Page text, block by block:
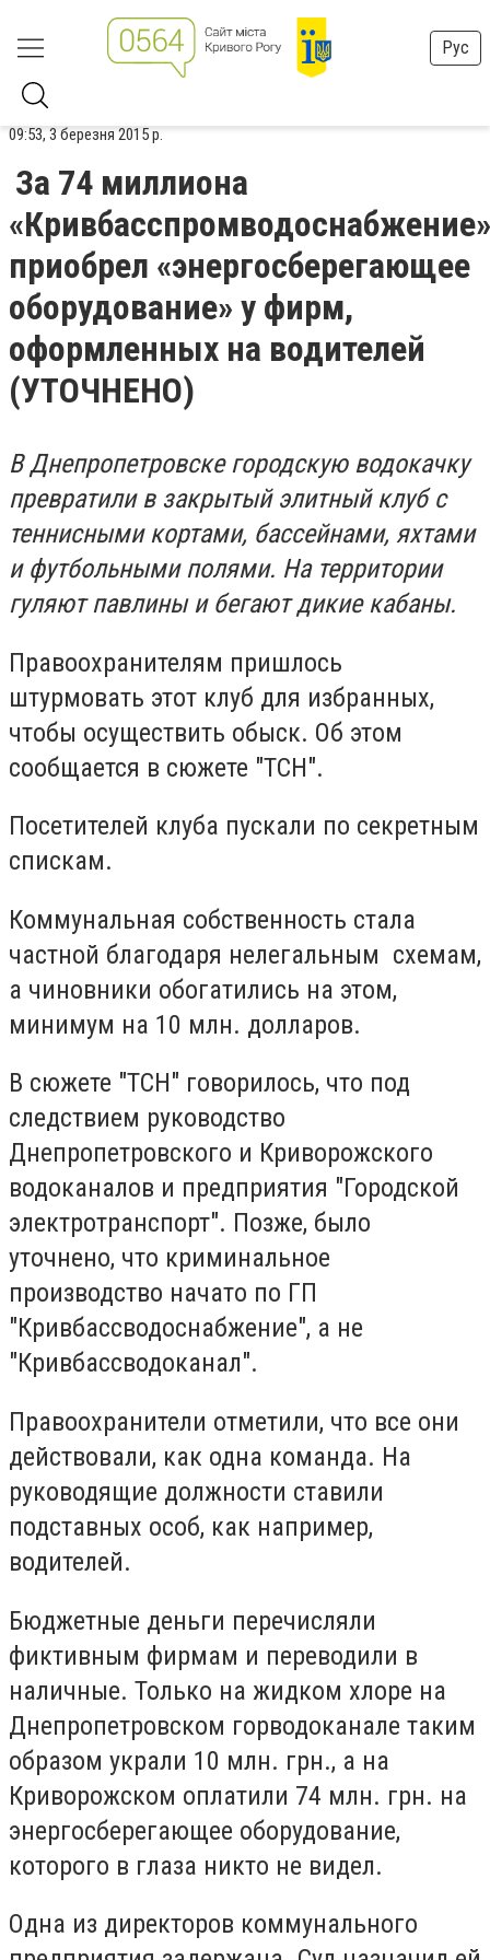
Рус
09:53, 3 березня 2015 р.
За 74 миллиона
«Кривбасспромводоснабжение»
приобрел «энергосберегающее
оборудование» у фирм,
оформленных на водителей
(УТОЧНЕНО)
В Днепропетровске городскую водокачку
превратили в закрытый элитный клуб с
теннисными кортами, бассейнами, яхтами
и футбольными полями. На территории
гуляют павлины и бегают дикие кабаны.
Правоохранителям пришлось
штурмовать этот клуб для избранных,
чтобы осуществить обыск. Об этом
сообщается в сюжете "ТСН".
Посетителей клуба пускали по секретным
спискам.
Коммунальная собственность стала
частной благодаря нелегальным схемам,
а чиновники обогатились на этом,
минимум на 10 млн. долларов.
В сюжете "ТСН" говорилось, что под
следствием руководство
Днепропетровского и Криворожского
водоканалов и предприятия "Городской
электротранспорт". Позже, было
уточнено, что криминальное
производство начато по ГП
"Кривбассводоснабжение", а не
"Кривбассводоканал".
Правоохранители отметили, что все они
действовали, как одна команда. На
руководящие должности ставили
подставных особ, как например,
водителей.
Бюджетные деньги перечисляли
фиктивным фирмам и переводили в
наличные. Только на жидком хлоре на
Днепропетровском горводоканале таким
образом украли 10 млн. грн., а на
Криворожском оплатили 74 млн. грн. на
энергосберегающее оборудование,
которого в глаза никто не видел.
Одна из директоров коммунального